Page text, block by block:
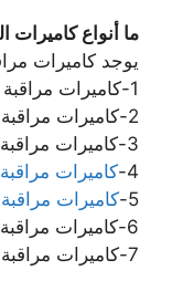
ما أنواع كاميرات
يوجد كاميرات
1-كاميرات مراقبة منزلية
2-كاميرات مراقبة صغيرة
3-كاميرات مراقبة مخفية
4- كاميرات
5- كاميرات
6-كاميرات مراقبة IP
7-كاميرات مراقبة ذكية